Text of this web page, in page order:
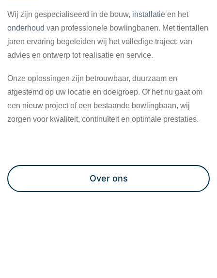
Wij zijn gespecialiseerd in de bouw, installatie en het
onderhoud van professionele bowlingbanen. Met tientallen
jaren ervaring begeleiden wij het volledige traject: van
advies en ontwerp tot realisatie en service.
Onze oplossingen zijn betrouwbaar, duurzaam en
afgestemd op uw locatie en doelgroep. Of het nu gaat om
een nieuw project of een bestaande bowlingbaan, wij
zorgen voor kwaliteit, continuïteit en optimale prestaties.
Over ons